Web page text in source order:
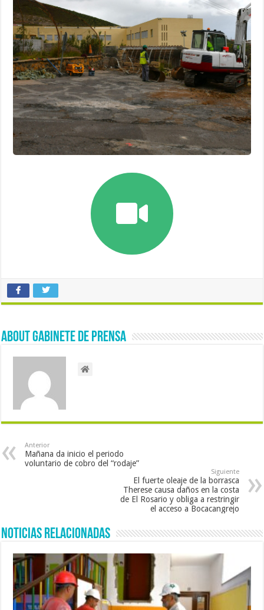
About Gabinete de Prensa
Anterior
Mañana da inicio el periodo
voluntario de cobro del “rodaje”
Siguiente
El fuerte oleaje de la borrasca
Therese causa daños en la costa
de El Rosario y obliga a restringir
el acceso a Bocacangrejo
Noticias Relacionadas